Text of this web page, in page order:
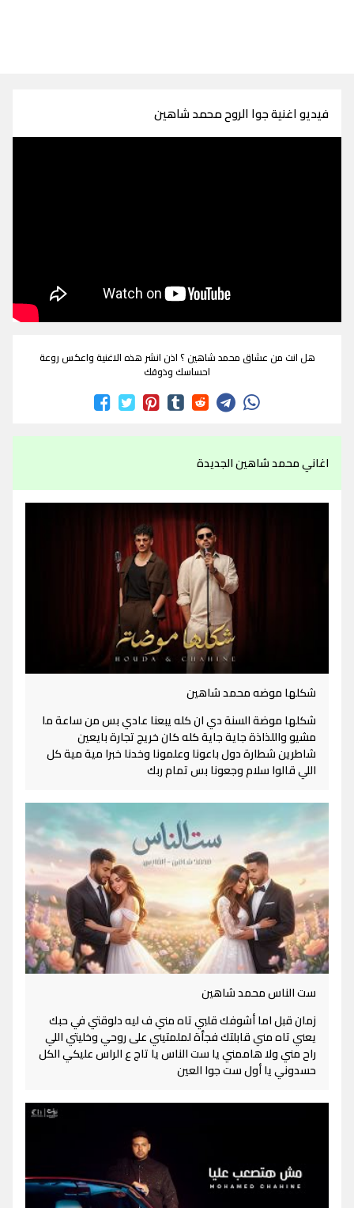
فيديو اغنية جوا الروح محمد شاهين
هل انت من عشاق محمد شاهين ؟ اذن انشر هذه الاغنية واعكس روعة
احساسك وذوقك
اغاني محمد شاهين الجديدة
شكلها موضه محمد شاهين
شكلها موضة السنة دي ان كله يبعنا عادي بس من ساعة ما
مشيو واللذاذة جاية جاية كله كان خريج تجارة بايعين
شاطرين شطارة دول باعونا وعلمونا وخدنا خبرا مية مية كل
اللي قالوا سلام وجعونا بس تمام ربك
ست الناس محمد شاهين
زمان قبل اما أشوفك قلبي تاه مني ف ليه دلوقتي في حبك
يعني تاه مني قابلتك فجأة لملمتيني على روحي وخليتي اللي
راح مني ولا هاممني يا ست الناس يا تاج ع الراس عليكي الكل
حسدوني يا أول ست جوا العين